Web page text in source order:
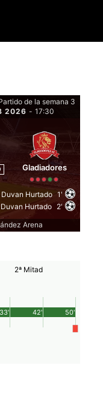
de la semana 3
2026 - 17:30
Gladiadores
Duvan Hurtado 1'
Duvan Hurtado 2'
Arena
2ª Mitad
50'
33' 42'